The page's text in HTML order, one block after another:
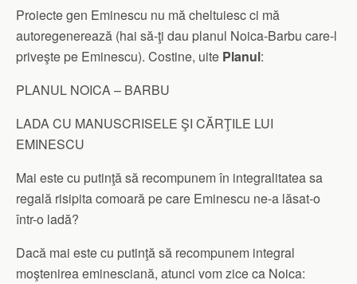
Proiecte gen Eminescu nu mă cheltuiesc ci mă
autoregenerează (hai să-ţi dau planul Noica-Barbu care-l
priveşte pe Eminescu). Costine, uite Planul:
PLANUL NOICA – BARBU
LADA CU MANUSCRISELE ŞI CĂRŢILE LUI
EMINESCU
Mai este cu putinţă să recompunem în integralitatea sa
regală risipita comoară pe care Eminescu ne-a lăsat-o
într-o ladă?
Dacă mai este cu putinţă să recompunem integral
moştenirea eminesciană, atunci vom zice ca Noica: